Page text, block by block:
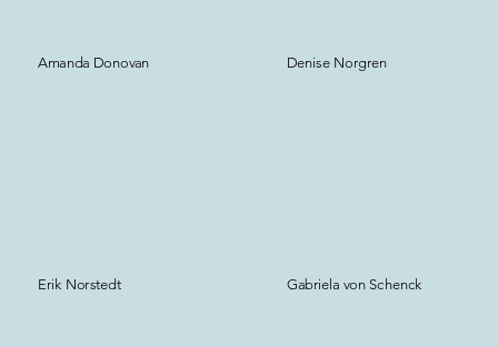
Amanda Donovan Denise Norgren
Erik Norstedt Gabriela von Schenck